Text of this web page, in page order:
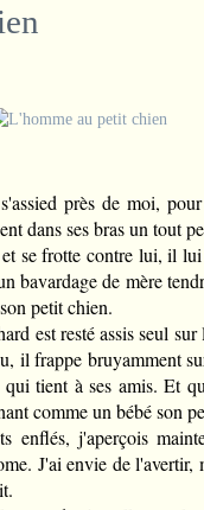
près de moi,
dans ses bras un tout
se frotte contre lui, il
bavardage de mère
petit chien.
est resté assis seul
il frappe bruyamment
tient à ses amis. Et
comme un bébé son
enflés, j'aperçois
J'ai envie de